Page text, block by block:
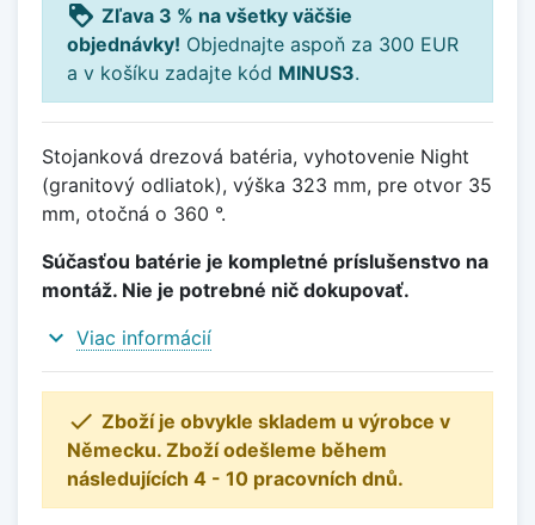
loyalty Zľava 3 % na všetky väčšie
objednávky! Objednajte aspoň za 300 EUR
a v košíku zadajte kód MINUS3.
Stojanková drezová batéria, vyhotovenie Night
(granitový odliatok), výška 323 mm, pre otvor 35
mm, otočná o 360 °.
Súčasťou batérie je kompletné príslušenstvo na
montáž. Nie je potrebné nič dokupovať.
expand_more Viac informácií
 Zboží je obvykle skladem u výrobce v
Německu. Zboží odešleme během
následujících 4 - 10 pracovních dnů.